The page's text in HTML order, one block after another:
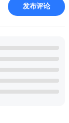
发布评论